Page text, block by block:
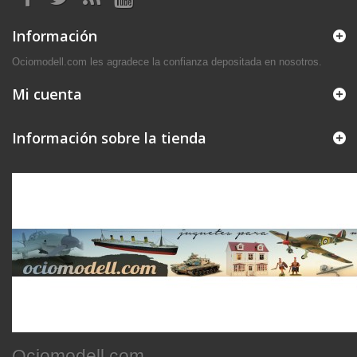
Información
Ociomodell.com les agradece la confianza depositada en nosotros.
Mi cuenta
Información sobre la tienda